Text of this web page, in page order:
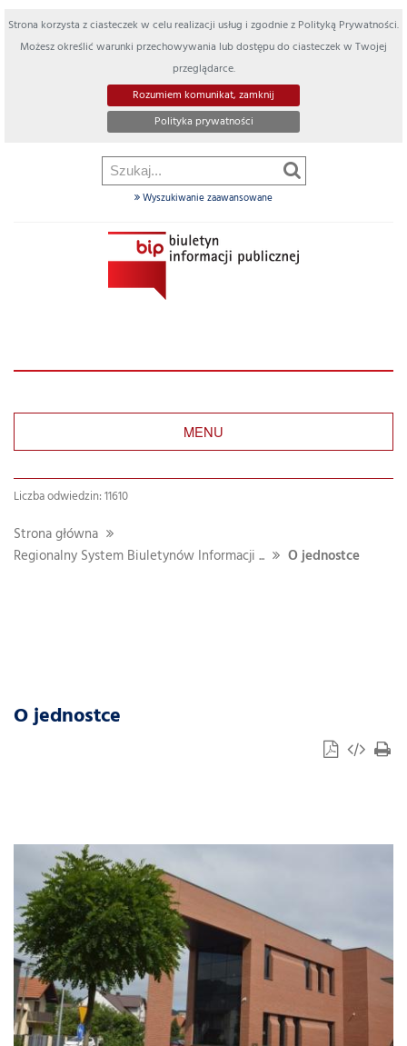
Strona korzysta z ciasteczek w celu realizacji usług i zgodnie z Polityką Prywatności.
Możesz określić warunki przechowywania lub dostępu do ciasteczek w Twojej
przeglądarce.
Rozumiem komunikat, zamknij
Polityka prywatności
Wyszukiwanie zaawansowane
MENU
Liczba odwiedzin: 11610
Strona główna
Regionalny System Biuletynów Informacji ...
O jednostce
O jednostce